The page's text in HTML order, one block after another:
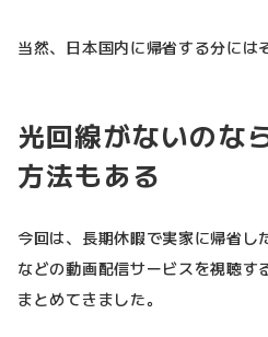
当然、日本国内に帰省する分には
光回線がないのな
方法もある
今回は、長期休暇で実家に帰省
などの動画配信サービスを視聴す
まとめてきました。